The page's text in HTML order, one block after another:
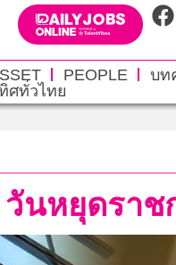
PEOPLE บท
ศทั่วไทย
นหยุดรา